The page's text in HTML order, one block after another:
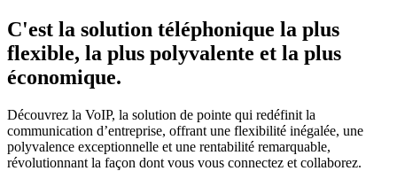
C'est la solution téléphonique la plus
flexible, la plus polyvalente et la plus
économique.
Découvrez la VoIP, la solution de pointe qui redéfinit la
communication d’entreprise, offrant une flexibilité inégalée, une
polyvalence exceptionnelle et une rentabilité remarquable,
révolutionnant la façon dont vous vous connectez et collaborez.